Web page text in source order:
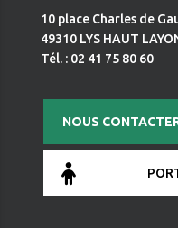
10 place Charles de
49310 LYS HAUT
Tél. : 02 41 75 80 60
NOUS